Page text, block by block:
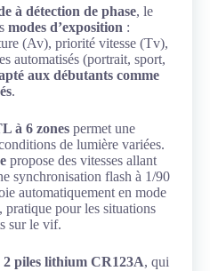
à détection de phase, le
modes d’exposition :
(Av), priorité vitesse (Tv),
automatisés (portrait, sport,
aux débutants comme
.
à 6 zones permet une
de lumière variées.
propose des vitesses allant
synchronisation flash à 1/90
automatiquement en mode
pratique pour les situations
sur le vif.
2 piles lithium CR123A, qui